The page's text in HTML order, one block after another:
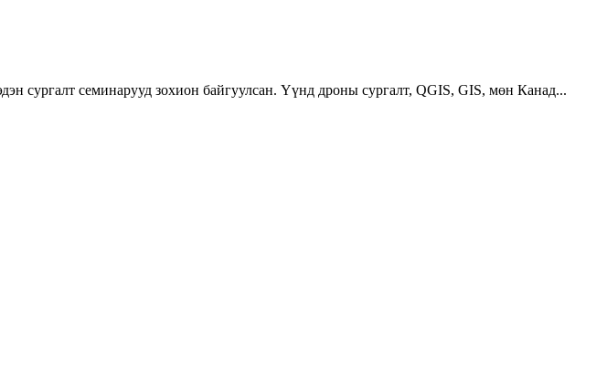
сургалт семинарууд зохион байгуулсан. Үүнд дроны сургалт, QGIS, GIS, мөн Канад...